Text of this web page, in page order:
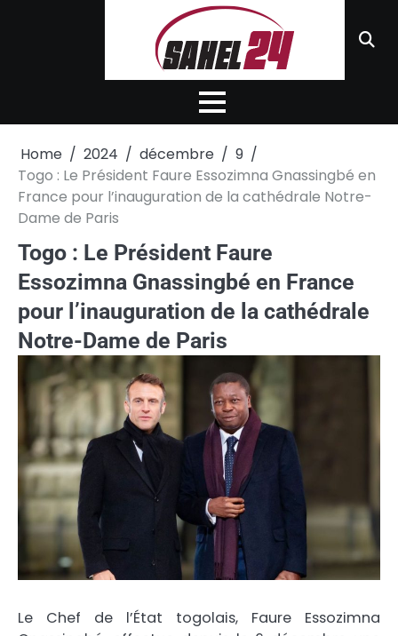
Home 2024 décembre
9
Togo : Le Président Faure Essozimna Gnassingbé en
France pour l’inauguration de la cathédrale Notre-
Dame de Paris
Togo : Le Président Faure
Essozimna Gnassingbé en France
pour l’inauguration de la cathédrale
Notre-Dame de Paris
Le Chef de l’État togolais, Faure Essozimna